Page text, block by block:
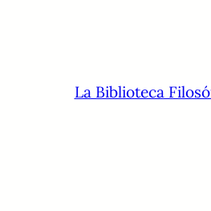
La Biblioteca